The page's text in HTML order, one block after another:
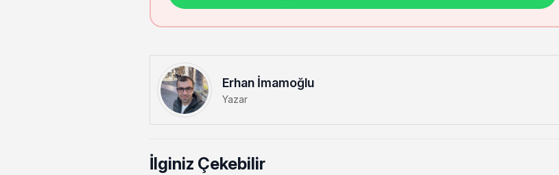
Erhan İmamoğlu
Yazar
İlginiz Çekebilir